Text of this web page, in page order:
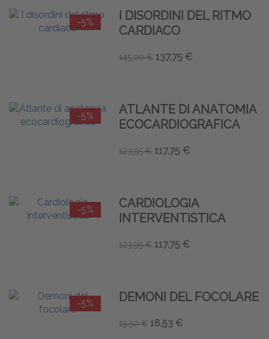
-5%
I DISORDINI DEL RITMO
CARDIACO
145,00 € 137,75 €
-5%
ATLANTE DI ANATOMIA
ECOCARDIOGRAFICA
123,95 € 117,75 €
-5%
CARDIOLOGIA
INTERVENTISTICA
123,95 € 117,75 €
-5% DEMONI DEL FOCOLARE
19,50 € 18,53 €